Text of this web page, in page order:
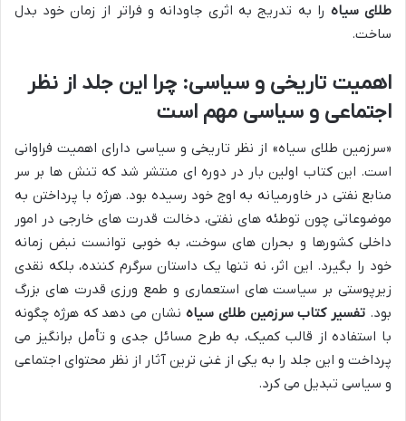
طلای سیاه را به تدریج به اثری جاودانه و فراتر از زمان خود بدل
ساخت.
اهمیت تاریخی و سیاسی: چرا این جلد از نظر
اجتماعی و سیاسی مهم است
«سرزمین طلای سیاه» از نظر تاریخی و سیاسی دارای اهمیت فراوانی
است. این کتاب اولین بار در دوره ای منتشر شد که تنش ها بر سر
منابع نفتی در خاورمیانه به اوج خود رسیده بود. هرژه با پرداختن به
موضوعاتی چون توطئه های نفتی، دخالت قدرت های خارجی در امور
داخلی کشورها و بحران های سوخت، به خوبی توانست نبض زمانه
خود را بگیرد. این اثر، نه تنها یک داستان سرگرم کننده، بلکه نقدی
زیرپوستی بر سیاست های استعماری و طمع ورزی قدرت های بزرگ
بود. تفسیر کتاب سرزمین طلای سیاه نشان می دهد که هرژه چگونه
با استفاده از قالب کمیک، به طرح مسائل جدی و تأمل برانگیز می
پرداخت و این جلد را به یکی از غنی ترین آثار از نظر محتوای اجتماعی
و سیاسی تبدیل می کرد.